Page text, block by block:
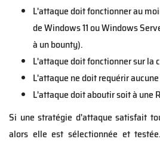
L'attaque doit fonctionner au
de Windows 11 ou Windows
à un bounty).
L'attaque doit fonctionner sur la
L'attaque ne doit requérir
L'attaque doit aboutir soit à une
Si une stratégie d'attaque satisfait
alors elle est sélectionnée et